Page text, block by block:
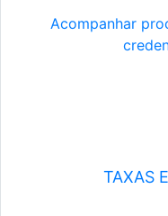
Acompanhar
TAXAS